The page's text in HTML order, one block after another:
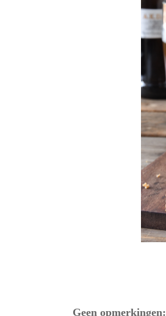
Geen opmerkingen: